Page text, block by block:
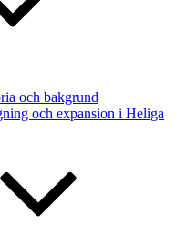
och bakgrund
och expansion i Heliga